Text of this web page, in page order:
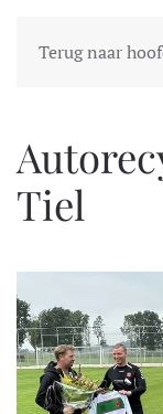
Terug naar
Tiel